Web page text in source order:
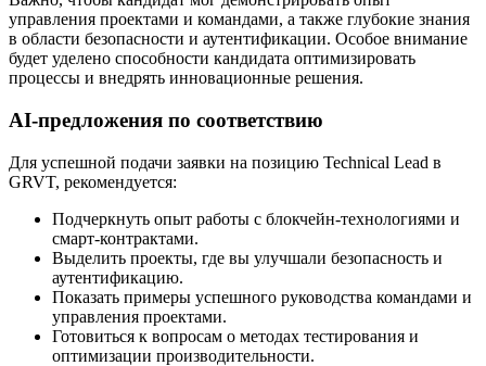
управления проектами и командами, а также глубокие знания
в области безопасности и аутентификации. Особое внимание
будет уделено способности кандидата оптимизировать
процессы и внедрять инновационные решения.
AI-предложения по соответствию
Для успешной подачи заявки на позицию Technical Lead в
GRVT, рекомендуется:
Подчеркнуть опыт работы с блокчейн-технологиями и
смарт-контрактами.
Выделить проекты, где вы улучшали безопасность и
аутентификацию.
Показать примеры успешного руководства командами и
управления проектами.
Готовиться к вопросам о методах тестирования и
оптимизации производительности.